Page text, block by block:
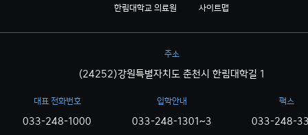
한림대학교 의료원 사이트맵
주소
(24252)강원특별자치도 춘천시 한림대학길 1
대표 전화번호
033-248-1000
입학안내
033-248-1301~3
팩스
033-248-